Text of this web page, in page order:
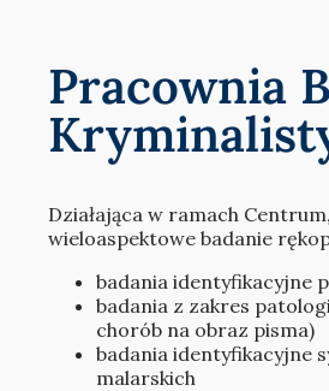
Pracownia
Działająca w ramach
wieloaspektowe badanie
badania identyfikacyjne
badania z zakres
chorób na obraz pisma)
badania identyfikacyjne
malarskich